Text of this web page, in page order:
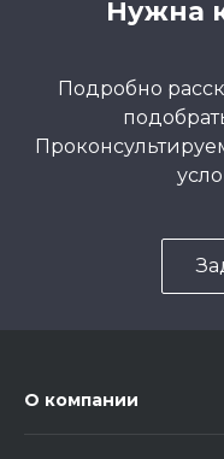
Нужна
Подробно
О компании